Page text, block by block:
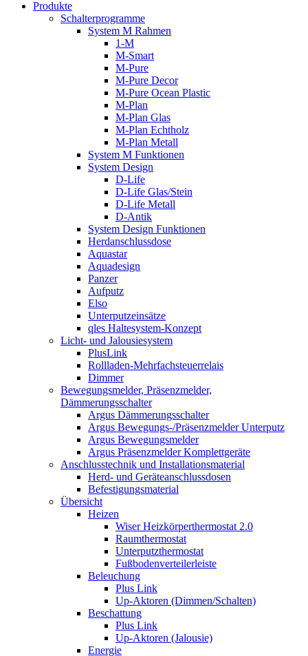
Produkte
Schalterprogramme
System M Rahmen
1-M
M-Smart
M-Pure
M-Pure Decor
M-Pure Ocean Plastic
M-Plan
M-Plan Glas
M-Plan Echtholz
M-Plan Metall
System M Funktionen
System Design
D-Life
D-Life Glas/Stein
D-Life Metall
D-Antik
System Design Funktionen
Herdanschlussdose
Aquastar
Aquadesign
Panzer
Aufputz
Elso
Unterputzeinsätze
qles Haltesystem-Konzept
Licht- und Jalousiesystem
PlusLink
Rollladen-Mehrfachsteuerrelais
Dimmer
Bewegungsmelder, Präsenzmelder,
Dämmerungsschalter
Argus Dämmerungsschalter
Argus Bewegungs-/Präsenzmelder Unterputz
Argus Bewegungsmelder
Argus Präsenzmelder Komplettgeräte
Anschlusstechnik und Installationsmaterial
Herd- und Geräteanschlussdosen
Befestigungsmaterial
Übersicht
Heizen
Wiser Heizkörperthermostat 2.0
Raumthermostat
Unterputzthermostat
Fußbodenverteilerleiste
Beleuchung
Plus Link
Up-Aktoren (Dimmen/Schalten)
Beschattung
Plus Link
Up-Aktoren (Jalousie)
Energie